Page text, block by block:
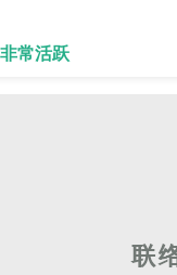
非常活跃